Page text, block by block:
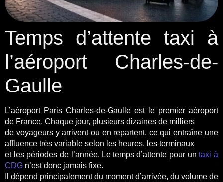
Temps d’attente taxi à
l’aéroport Charles-de-
Gaulle
L’aéroport Paris Charles-de-Gaulle est le premier aéroport
de France. Chaque jour, plusieurs dizaines de milliers
de voyageurs y arrivent ou en repartent, ce qui entraîne une
affluence très variable selon les heures, les terminaux
et les périodes de l’année. Le temps d’attente pour untaxi à
CDG n’est donc jamais fixe.
Il dépend principalement du moment d’arrivée, du volume de